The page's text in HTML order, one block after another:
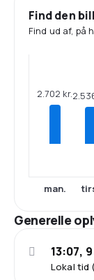
Find den
Find ud af, på
2.702 kr.
man.
Generelle
Lokal tid
13:07,